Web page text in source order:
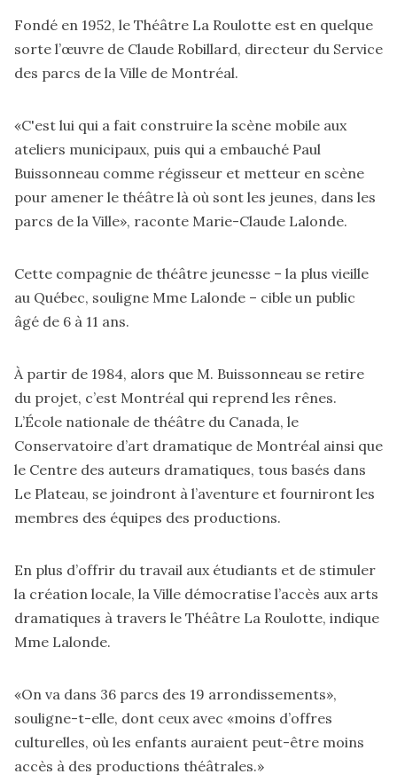
Fondé en 1952, le Théâtre La Roulotte est en quelque
sorte l’œuvre de Claude Robillard, directeur du Service
des parcs de la Ville de Montréal.
«C'est lui qui a fait construire la scène mobile aux
ateliers municipaux, puis qui a embauché Paul
Buissonneau comme régisseur et metteur en scène
pour amener le théâtre là où sont les jeunes, dans les
parcs de la Ville», raconte Marie-Claude Lalonde.
Cette compagnie de théâtre jeunesse – la plus vieille
au Québec, souligne Mme Lalonde – cible un public
âgé de 6 à 11 ans.
À partir de 1984, alors que M. Buissonneau se retire
du projet, c’est Montréal qui reprend les rênes.
L’École nationale de théâtre du Canada, le
Conservatoire d’art dramatique de Montréal ainsi que
le Centre des auteurs dramatiques, tous basés dans
Le Plateau, se joindront à l’aventure et fourniront les
membres des équipes des productions.
En plus d’offrir du travail aux étudiants et de stimuler
la création locale, la Ville démocratise l’accès aux arts
dramatiques à travers le Théâtre La Roulotte, indique
Mme Lalonde.
«On va dans 36 parcs des 19 arrondissements»,
souligne-t-elle, dont ceux avec «moins d’offres
culturelles, où les enfants auraient peut-être moins
accès à des productions théâtrales.»